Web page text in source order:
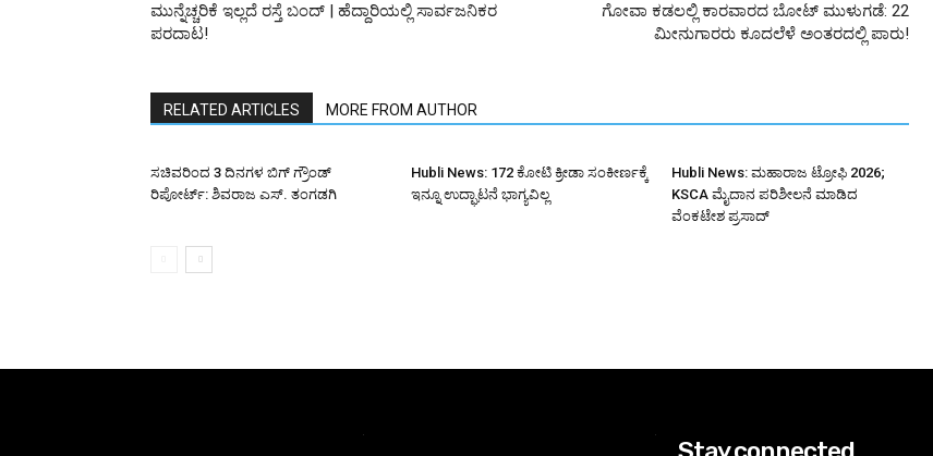
ಮುನ್ನೆಚ್ಚರಿಕೆ ಇಲ್ಲದೆ ರಸ್ತೆ ಬಂದ್ | ಹೆದ್ದಾರಿಯಲ್ಲಿ ಸಾರ್ವಜನಿಕರ
ಪರದಾಟ!
ಗೋವಾ ಕಡಲಲ್ಲಿ ಕಾರವಾರದ ಬೋಟ್ ಮುಳುಗಡೆ: 22
ಮೀನುಗಾರರು ಕೂದಲೆಳೆ ಅಂತರದಲ್ಲಿ ಪಾರು!
RELATED ARTICLES MORE FROM AUTHOR
ಸಚಿವರಿಂದ 3 ದಿನಗಳ ಬಿಗ್ ಗ್ರೌಂಡ್
ರಿಪೋರ್ಟ್: ಶಿವರಾಜ ಎಸ್. ತಂಗಡಗಿ
Hubli News: ₹172 ಕೋಟಿ ಕ್ರೀಡಾ ಸಂಕೀರ್ಣಕ್ಕೆ
ಇನ್ನೂ ಉದ್ಘಾಟನೆ ಭಾಗ್ಯವಿಲ್ಲ
Hubli News: ಮಹಾರಾಜ ಟ್ರೋಫಿ 2026;
KSCA ಮೈದಾನ ಪರಿಶೀಲನೆ ಮಾಡಿದ
ವೆಂಕಟೇಶ ಪ್ರಸಾದ್